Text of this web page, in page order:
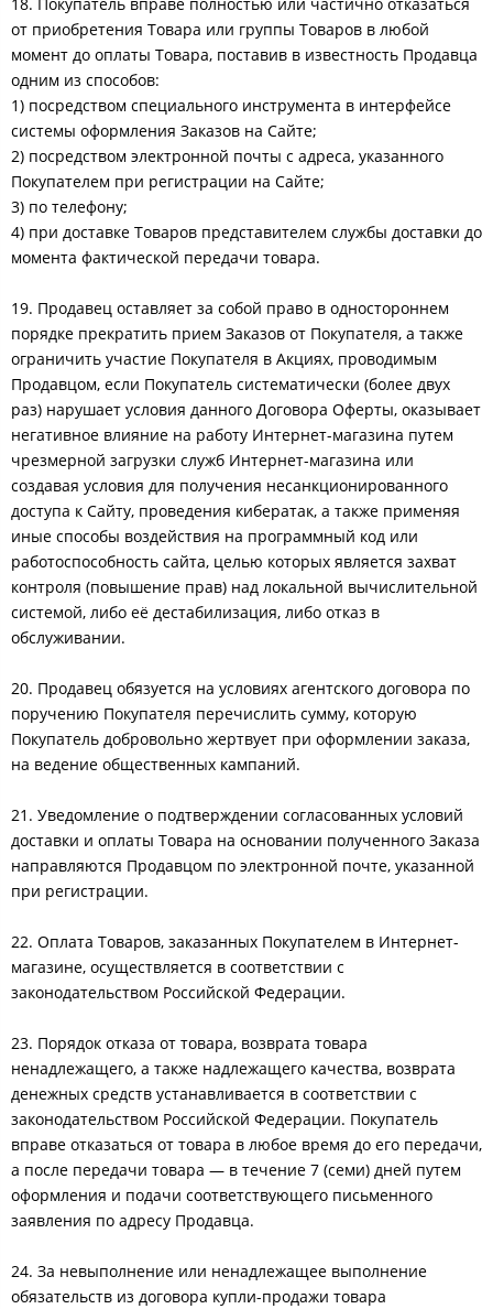
от приобретения Товара или группы Товаров в любой
момент до оплаты Товара, поставив в известность Продавца
одним из способов:
1) посредством специального инструмента в интерфейсе
системы оформления Заказов на Сайте;
2) посредством электронной почты с адреса, указанного
Покупателем при регистрации на Сайте;
3) по телефону;
4) при доставке Товаров представителем службы доставки до
момента фактической передачи товара.
19. Продавец оставляет за собой право в одностороннем
порядке прекратить прием Заказов от Покупателя, а также
ограничить участие Покупателя в Акциях, проводимым
Продавцом, если Покупатель систематически (более двух
раз) нарушает условия данного Договора Оферты, оказывает
негативное влияние на работу Интернет-магазина путем
чрезмерной загрузки служб Интернет-магазина или
создавая условия для получения несанкционированного
доступа к Сайту, проведения кибератак, а также применяя
иные способы воздействия на программный код или
работоспособность сайта, целью которых является захват
контроля (повышение прав) над локальной вычислительной
системой, либо её дестабилизация, либо отказ в
обслуживании.
20. Продавец обязуется на условиях агентского договора по
поручению Покупателя перечислить сумму, которую
Покупатель добровольно жертвует при оформлении заказа,
на ведение общественных кампаний.
21. Уведомление о подтверждении согласованных условий
доставки и оплаты Товара на основании полученного Заказа
направляются Продавцом по электронной почте, указанной
при регистрации.
22. Оплата Товаров, заказанных Покупателем в Интернет-
магазине, осуществляется в соответствии с
законодательством Российской Федерации.
23. Порядок отказа от товара, возврата товара
ненадлежащего, а также надлежащего качества, возврата
денежных средств устанавливается в соответствии с
законодательством Российской Федерации. Покупатель
вправе отказаться от товара в любое время до его передачи,
а после передачи товара — в течение 7 (семи) дней путем
оформления и подачи соответствующего письменного
заявления по адресу Продавца.
24. За невыполнение или ненадлежащее выполнение
обязательств из договора купли-продажи товара